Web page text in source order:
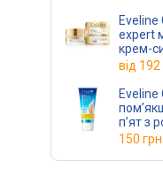
expert
крем-
від 192
п’ят з
150 грн.